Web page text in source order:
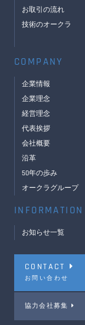
お取引の流れ
技術のオークラ
COMPANY
企業情報
企業理念
経営理念
代表挨拶
会社概要
沿革
50年の歩み
オークラグループ
INFORMATION
お知らせ一覧
CONTACT
お問い合わせ
協力会社募集